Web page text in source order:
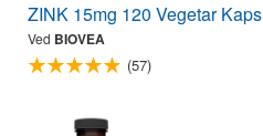
ZINK 15mg 120 Vegetar
Ved BIOVEA
(57)